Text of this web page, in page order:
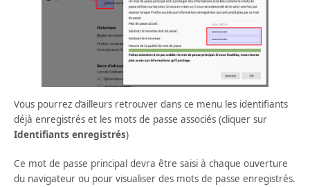
Vous pourrez d’ailleurs retrouver dans ce menu les identifiants
déjà enregistrés et les mots de passe associés (cliquer sur
Identifiants enregistrés)
Ce mot de passe principal devra être saisi à chaque ouverture
du navigateur ou pour visualiser des mots de passe enregistrés.